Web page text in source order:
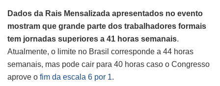
Dados da Rais Mensalizada apresentados no evento
mostram que grande parte dos trabalhadores formais
tem jornadas superiores a 41 horas semanais.
Atualmente, o limite no Brasil corresponde a 44 horas
semanais, mas pode cair para 40 horas caso o Congresso
aprove o fim da escala 6 por 1.